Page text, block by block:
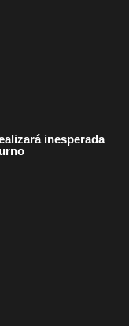
inesperada